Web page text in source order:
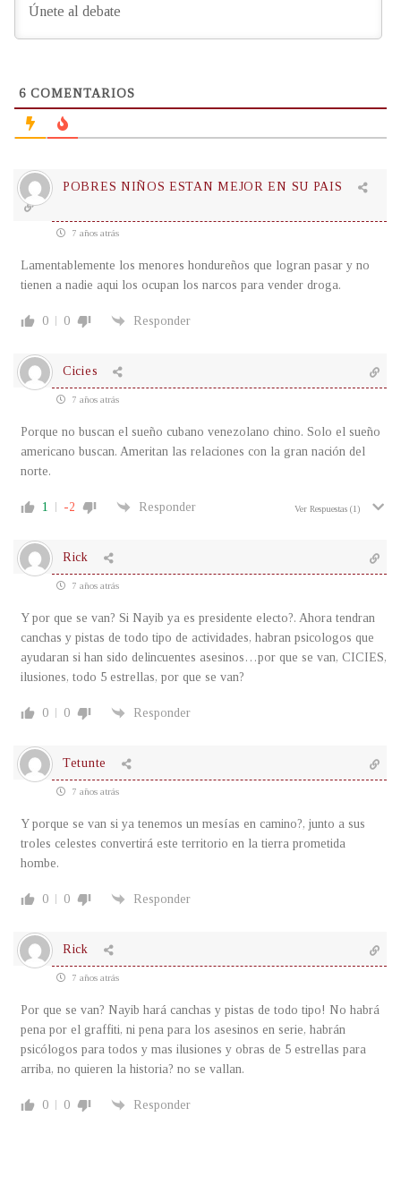
6 COMENTARIOS
POBRES NIÑOS ESTAN MEJOR EN SU PAIS
7 años atrás
Lamentablemente los menores hondureños que logran pasar y no
tienen a nadie aqui los ocupan los narcos para vender droga.
0 0 Responder
Cicies
7 años atrás
Porque no buscan el sueño cubano venezolano chino. Solo el sueño
americano buscan. Ameritan las relaciones con la gran nación del
norte.
1 -2 Responder Ver Respuestas (1)
Rick
7 años atrás
Y por que se van? Si Nayib ya es presidente electo?. Ahora tendran
canchas y pistas de todo tipo de actividades, habran psicologos que
ayudaran si han sido delincuentes asesinos…por que se van, CICIES,
ilusiones, todo 5 estrellas, por que se van?
0 0 Responder
Tetunte
7 años atrás
Y porque se van si ya tenemos un mesías en camino?, junto a sus
troles celestes convertirá este territorio en la tierra prometida
hombe.
0 0 Responder
Rick
7 años atrás
Por que se van? Nayib hará canchas y pistas de todo tipo! No habrá
pena por el graffiti, ni pena para los asesinos en serie, habrán
psicólogos para todos y mas ilusiones y obras de 5 estrellas para
arriba, no quieren la historia? no se vallan.
0 0 Responder